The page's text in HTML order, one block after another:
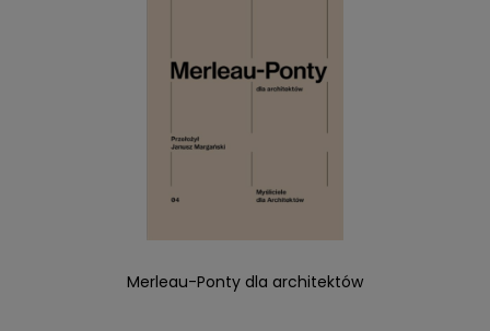
Merleau-Ponty dla architektów